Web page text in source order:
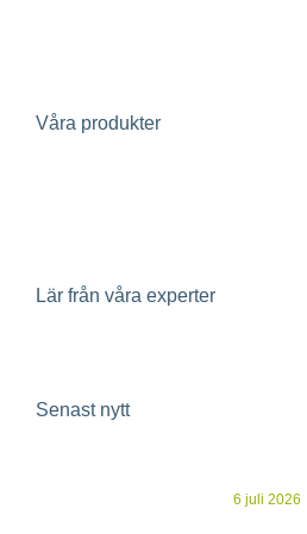
Våra produkter
Lär från våra experter
Senast nytt
6 juli 2026